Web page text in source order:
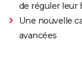
de réguler leur
Une nouvelle
avancées